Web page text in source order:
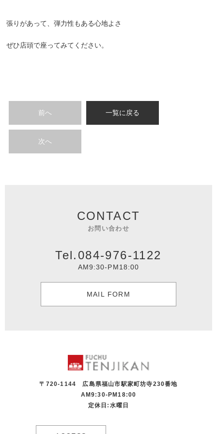
張りがあって、弾力性もある心地よさ
ぜひ店頭で座ってみてください。
前へ 一覧に戻る
次へ
CONTACT
お問い合わせ
Tel.084-976-1122
AM9:30-PM18:00
MAIL FORM
〒720-1144 広島県福山市駅家町坊寺230番地
AM9:30-PM18:00
定休日:水曜日